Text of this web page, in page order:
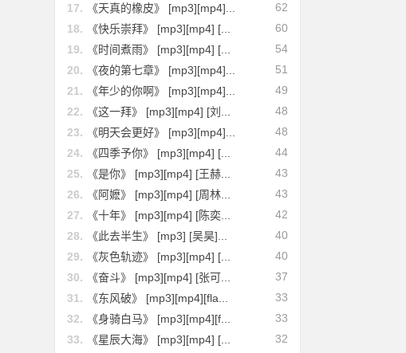
62
17.
《天真的橡皮》 [mp3][mp4]...
60
18.
《快乐崇拜》 [mp3][mp4] [...
54
19.
《时间煮雨》 [mp3][mp4] [...
51
20.
《夜的第七章》 [mp3][mp4]...
49
21.
《年少的你啊》 [mp3][mp4]...
48
22.
《这一拜》 [mp3][mp4] [刘...
48
23.
《明天会更好》 [mp3][mp4]...
44
24.
《四季予你》 [mp3][mp4] [...
43
25.
《是你》 [mp3][mp4] [王赫...
43
26.
《阿嬷》 [mp3][mp4] [周林...
42
27.
《十年》 [mp3][mp4] [陈奕...
40
28.
《此去半生》 [mp3] [吴昊]...
40
29.
《灰色轨迹》 [mp3][mp4] [...
37
30.
《奋斗》 [mp3][mp4] [张可...
33
31.
《东风破》 [mp3][mp4][fla...
33
32.
《身骑白马》 [mp3][mp4][f...
32
33. 《星辰大海》 [mp3][mp4] [...